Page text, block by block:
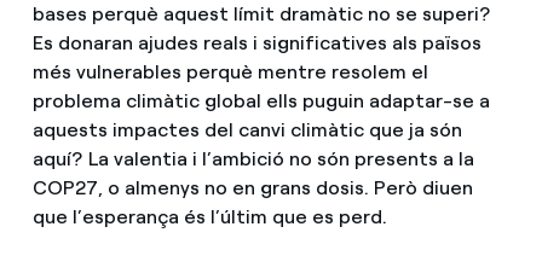
bases perquè aquest límit dramàtic no se superi?
Es donaran ajudes reals i significatives als països
més vulnerables perquè mentre resolem el
problema climàtic global ells puguin adaptar-se a
aquests impactes del canvi climàtic que ja són
aquí? La valentia i l’ambició no són presents a la
COP27, o almenys no en grans dosis. Però diuen
que l’esperança és l’últim que es perd.